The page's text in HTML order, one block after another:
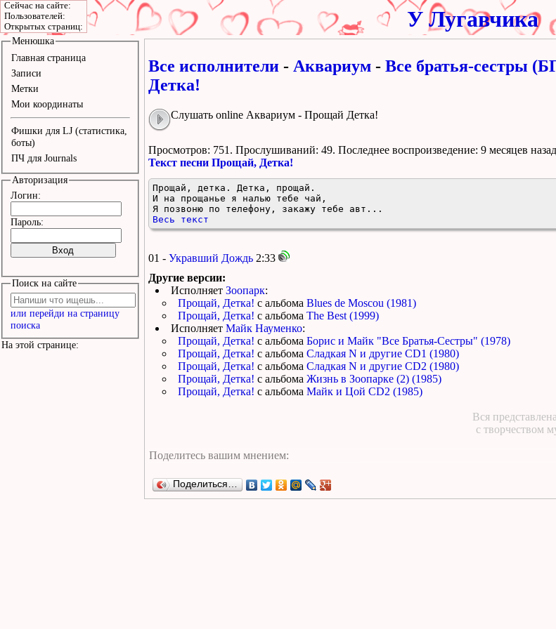
У Лугавчика
Все исполнители - Аквариум - Все братья-сестры
Детка!
Слушать online Аквариум - Прощай Детка!
Просмотров: 751. Прослушиваний: 49. Поcледнее воспроизведение: 9 месяцев назад
Текст песни Прощай, Детка!
Прощай, детка. Детка, прощай.
И на прощанье я налью тебе чай,
Я позвоню по телефону, закажу тебе авт...
Весь текст
01 - Укравший Дождь 2:33
Другие версии:
Исполняет Зоопарк:
Прощай, Детка! с альбома Blues de Moscou (1981)
Прощай, Детка! с альбома The Best (1999)
Исполняет Майк Науменко:
Прощай, Детка! с альбома Борис и Майк "Все Братья-Сестры" (1978)
Прощай, Детка! с альбома Сладкая N и другие CD1 (1980)
Прощай, Детка! с альбома Сладкая N и другие CD2 (1980)
Прощай, Детка! с альбома Жизнь в Зоопарке (2) (1985)
Прощай, Детка! с альбома Майк и Цой CD2 (1985)
Вся
с творчеством
Поделиться…
Менюшка
Главная страница
Записи
Метки
Мои координаты
Фишки для LJ (статистика,
боты)
ПЧ для Journals
Авторизация
Логин:
Пароль:
Поиск на сайте
или перейди на страницу
поиска
На этой странице:
Сейчас на сайте:
Пользователей:
Открытых страниц: